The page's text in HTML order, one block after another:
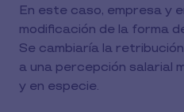
En este caso, empresa y
modificación de la forma
Se cambiaría la
a una percepción salarial
y en especie.